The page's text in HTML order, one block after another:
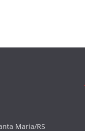
Maria/RS